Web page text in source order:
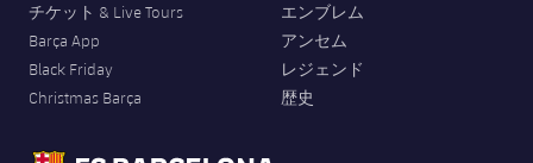
チケット & Live Tours
Barça App
Black Friday
Christmas Barça
エンブレム
アンセム
レジェンド
歴史